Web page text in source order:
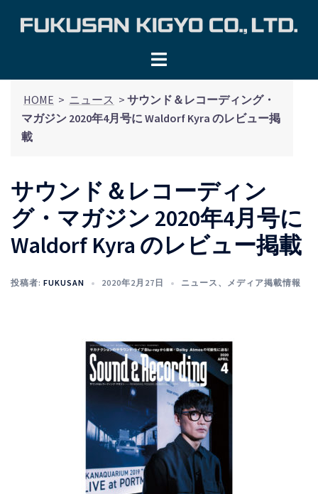
ツ
HOME > ニュース > サウンド＆レコーディング・
マガジン 2020年4月号に Waldorf Kyra のレビュー掲
載
サウンド＆レコーディン
グ・マガジン 2020年4月号に
Waldorf Kyra のレビュー掲載
投稿者: FUKUSAN 2020年2月27日 ニュース 、 メディア掲載情報